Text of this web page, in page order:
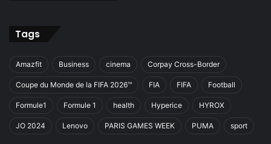
Tags
Amazfit Business cinema Corpay Cross-Border
Coupe du Monde de la FIFA 2026™ FIA FIFA Football
Formule1 Formule 1 health Hyperice HYROX
JO 2024 Lenovo PARIS GAMES WEEK PUMA sport